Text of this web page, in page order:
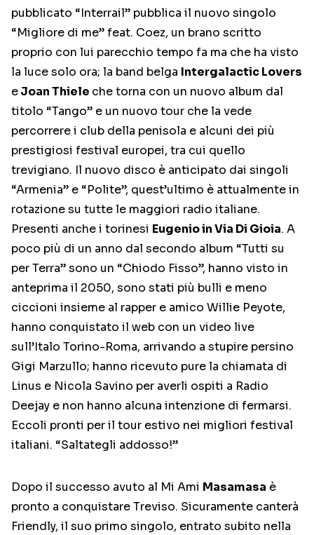
pubblicato “Interrail” pubblica il nuovo singolo
“Migliore di me” feat. Coez, un brano scritto
proprio con lui parecchio tempo fa ma che ha visto
la luce solo ora; la band belga Intergalactic Lovers
eJoan Thiele che torna con un nuovo album dal
titolo “Tango” e un nuovo tour che la vede
percorrere i club della penisola e alcuni dei più
prestigiosi festival europei, tra cui quello
trevigiano. Il nuovo disco è anticipato dai singoli
“Armenia” e “Polite”, quest’ultimo è attualmente in
rotazione su tutte le maggiori radio italiane.
Presenti anche i torinesi Eugenio in Via Di Gioia. A
poco più di un anno dal secondo album “Tutti su
per Terra” sono un “Chiodo Fisso”, hanno visto in
anteprima il 2050, sono stati più bulli e meno
ciccioni insieme al rapper e amico Willie Peyote,
hanno conquistato il web con un video live
sull’Italo Torino-Roma, arrivando a stupire persino
Gigi Marzullo; hanno ricevuto pure la chiamata di
Linus e Nicola Savino per averli ospiti a Radio
Deejay e non hanno alcuna intenzione di fermarsi.
Eccoli pronti per il tour estivo nei migliori festival
italiani. “Saltategli addosso!”
Dopo il successo avuto al Mi Ami Masamasa è
pronto a conquistare Treviso. Sicuramente canterà
Friendly, il suo primo singolo, entrato subito nella